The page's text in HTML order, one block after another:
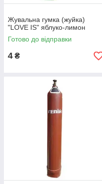
Жувальна гумка (жуйка)
"LOVE IS" яблуко-лимон
Готово до відправки
4 ₴